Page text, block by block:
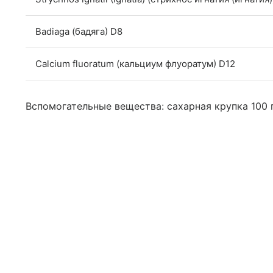
Badiaga (бадяга) D8
Calcium fluoratum (кальциум флуоратум) D12
Вспомогательные вещества: сахарная крупка 100